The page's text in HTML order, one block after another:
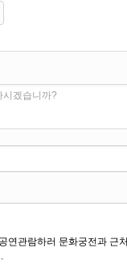
시겠습니까?
연관람하러 문화궁전과 근